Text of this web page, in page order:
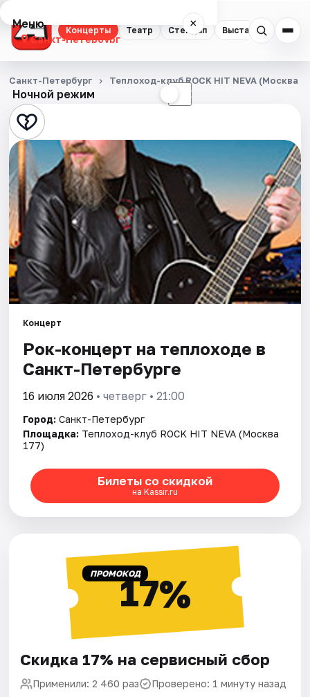
Концерты Театр Стендап Выставки
Меню ×
Санкт-Петербург
Концерты
Театр
Стендап
Выставки
Квесты
Экскурсии
Спорт
События
Города
Площадки
Рейтинги
Ночной режим ☾
Санкт-Петербург Теплоход-клуб ROCK HIT NEVA (Москва
Концерт
Рок-концерт нa теплоходe в
Санкт-Петербурге
16 июля 2026 • четверг • 21:00
Город: Санкт-Петербург
Площадка: Теплоход-клуб ROCK HIT NEVA (Москва
177)
Билеты со скидкой
на Kassir.ru
ПРОМОКОД17%
Скидка 17% на сервисный сбор
Применили: 2 460 раз Проверено: 1 минуту назад